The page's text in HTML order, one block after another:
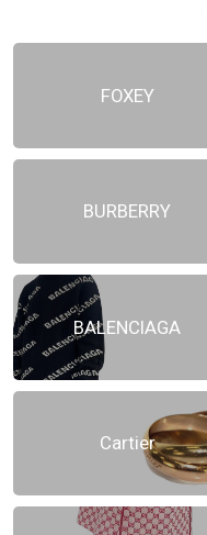
FOXEY
BURBERRY
BALENCIAGA
Cartier